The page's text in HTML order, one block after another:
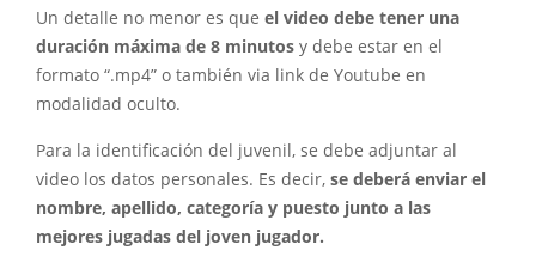
Un detalle no menor es que el video debe tener una
duración máxima de 8 minutos y debe estar en el
formato “.mp4” o también via link de Youtube en
modalidad oculto.
Para la identificación del juvenil, se debe adjuntar al
video los datos personales. Es decir, se deberá enviar el
nombre, apellido, categoría y puesto junto a las
mejores jugadas del joven jugador.